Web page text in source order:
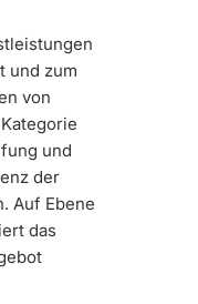
und zum
von
und
der
Auf Ebene
das